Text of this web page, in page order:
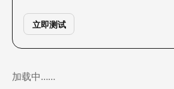
立即测试
加载中……